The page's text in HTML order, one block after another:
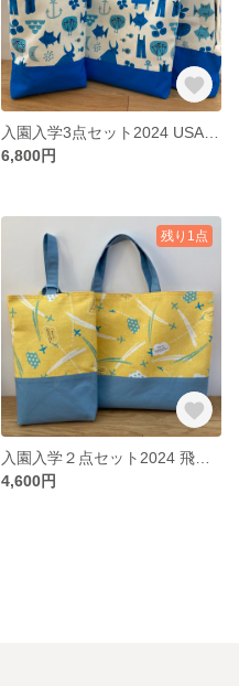
6,800円
残り1点
4,600円